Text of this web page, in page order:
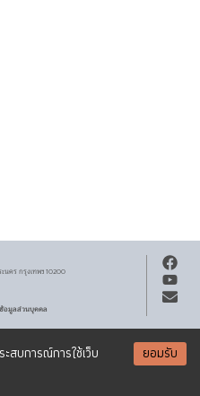
สบการณ์การใช้เว็บ
ยอมรับ
ะนครกรุงเทพฯ 10200
อมูลส่วนบุคคล
SUBSCRIBE